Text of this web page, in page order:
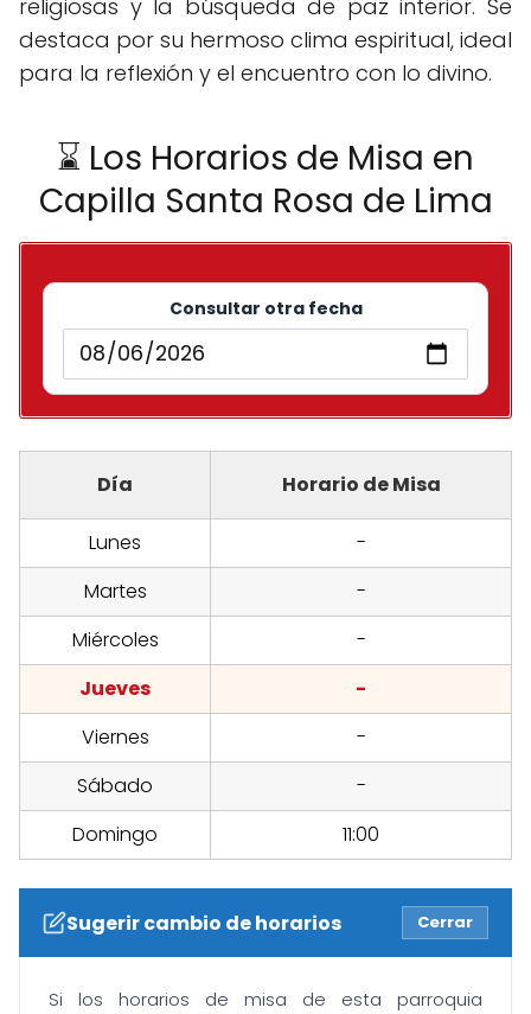
religiosas y la búsqueda de paz interior. Se
destaca por su hermoso clima espiritual, ideal
para la reflexión y el encuentro con lo divino.
⌛ Los Horarios de Misa en
Capilla Santa Rosa de Lima
Consultar otra fecha
Día Horario de Misa
Lunes
-
Martes
-
Miércoles
-
Jueves
-
Viernes
-
Sábado
-
Domingo
11:00
Sugerir cambio de horarios Cerrar
Si los horarios de misa de esta parroquia